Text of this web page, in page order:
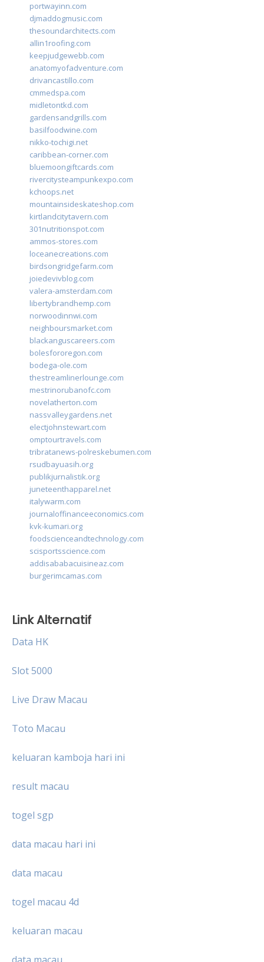
portwayinn.com
djmaddogmusic.com
thesoundarchitects.com
allin1roofing.com
keepjudgewebb.com
anatomyofadventure.com
drivancastillo.com
cmmedspa.com
midletontkd.com
gardensandgrills.com
basilfoodwine.com
nikko-tochigi.net
caribbean-corner.com
bluemoongiftcards.com
rivercitysteampunkexpo.com
kchoops.net
mountainsideskateshop.com
kirtlandcitytavern.com
301nutritionspot.com
ammos-stores.com
loceanecreations.com
birdsongridgefarm.com
joiedevivblog.com
valera-amsterdam.com
libertybrandhemp.com
norwoodinnwi.com
neighboursmarket.com
blackanguscareers.com
bolesfororegon.com
bodega-ole.com
thestreamlinerlounge.com
mestrinorubanofc.com
novelatherton.com
nassvalleygardens.net
electjohnstewart.com
omptourtravels.com
tribratanews-polreskebumen.com
rsudbayuasih.org
publikjurnalistik.org
juneteenthapparel.net
italywarm.com
journaloffinanceeconomics.com
kvk-kumari.org
foodscienceandtechnology.com
scisportsscience.com
addisababacuisineaz.com
burgerimcamas.com
Link Alternatif
Data HK
Slot 5000
Live Draw Macau
Toto Macau
keluaran kamboja hari ini
result macau
togel sgp
data macau hari ini
data macau
togel macau 4d
keluaran macau